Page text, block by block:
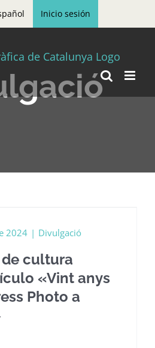
Inicio sesión
cultura
«Vint anys
Photo a
2024 | Divulgació